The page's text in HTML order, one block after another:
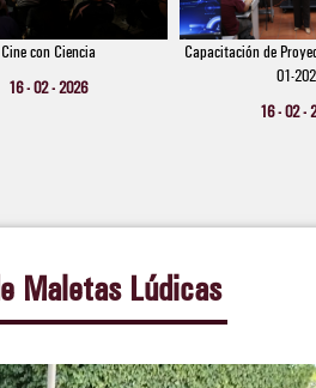
Cine con Ciencia
16 - 02 - 2026
Capacitación de
01-
16 - 02 -
Maletas Lúdicas